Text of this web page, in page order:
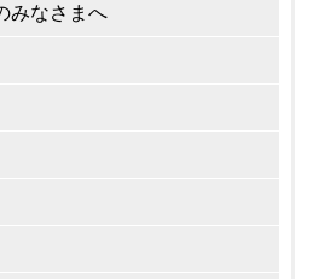
みなさまへ